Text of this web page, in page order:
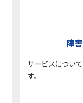
障
サービスについ
す。